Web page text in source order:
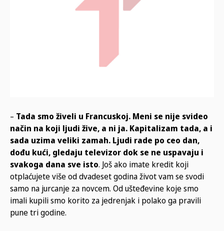
– Tada smo živeli u Francuskoj. Meni se nije svideo
način na koji ljudi žive, a ni ja. Kapitalizam tada, a i
sada uzima veliki zamah. Ljudi rade po ceo dan,
dođu kući, gledaju televizor dok se ne uspavaju i
svakoga dana sve isto. Još ako imate kredit koji
otplaćujete više od dvadeset godina život vam se svodi
samo na jurcanje za novcem. Od ušteđevine koje smo
imali kupili smo korito za jedrenjak i polako ga pravili
pune tri godine.